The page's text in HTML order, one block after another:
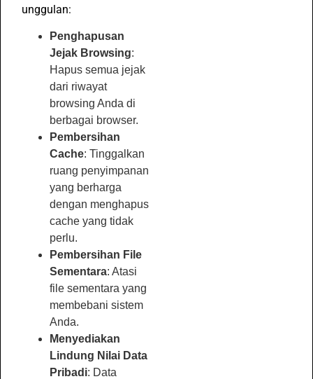
unggulan:
Penghapusan
Jejak Browsing:
Hapus semua jejak
dari riwayat
browsing Anda di
berbagai browser.
Pembersihan
Cache: Tinggalkan
ruang penyimpanan
yang berharga
dengan menghapus
cache yang tidak
perlu.
Pembersihan File
Sementara: Atasi
file sementara yang
membebani sistem
Anda.
Menyediakan
Lindung Nilai Data
Pribadi: Data